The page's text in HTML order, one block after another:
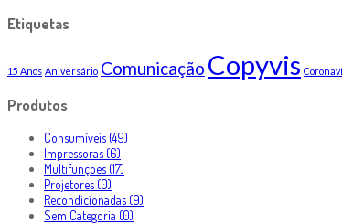
Etiquetas
15 Anos Aniversário Comunicação Copyvis
Produtos
Consumíveis (49)
Impressoras (6)
Multifunções (17)
Projetores (0)
Recondicionadas (9)
Sem Categoria (0)